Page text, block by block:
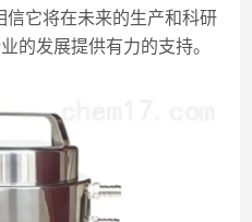
信它将在未来的生产和科研
的发展提供有力的支持。